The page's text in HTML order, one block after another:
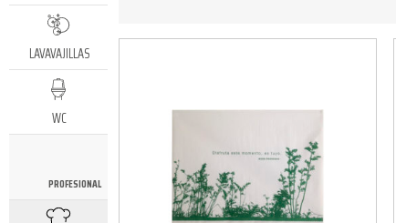
LAVAVAJILLAS
WC
PROFESIONAL